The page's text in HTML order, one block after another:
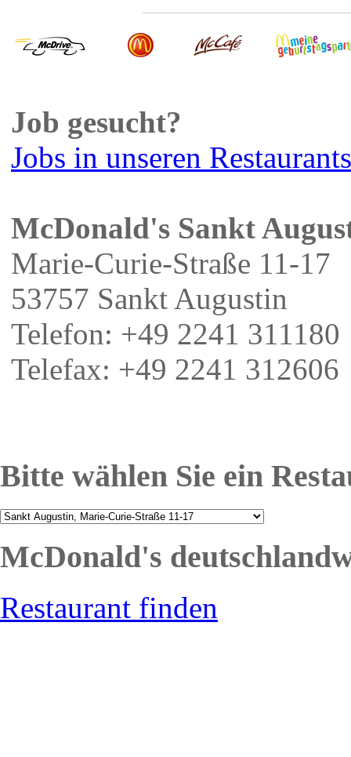
Job gesucht?
Jobs in unseren Restaurants
McDonald's Sankt
Marie-Curie-Straße 11-17
53757 Sankt Augustin
Telefon: +49 2241 311180
Telefax: +49 2241 312606
Bitte wählen Sie ein
McDonald's
Restaurant finden